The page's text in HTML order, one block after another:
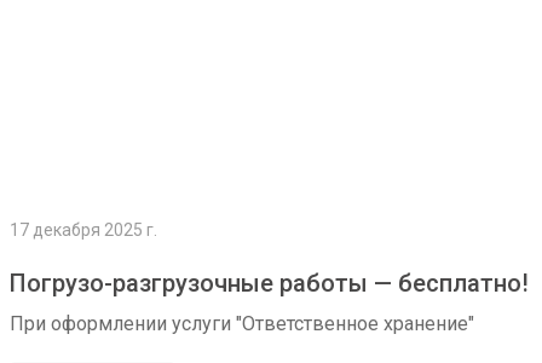
17 декабря 2025 г.
Погрузо-разгрузочные работы — бесплатно!
При оформлении услуги "Ответственное хранение"